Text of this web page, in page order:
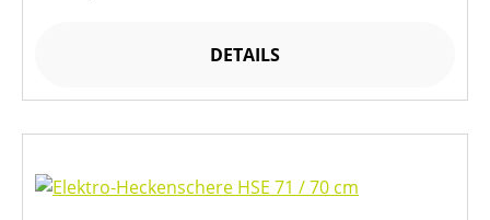
DETAILS